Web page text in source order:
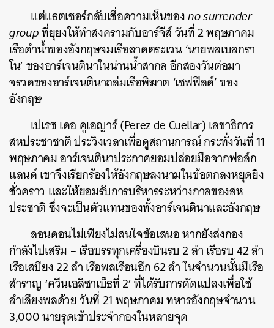
แต่แธตเชอร์กลับเชื่อความเห็นของno surrender
groupที่ยุยงให้ทำสงครามกับอาร์จีส์ วันที่ 2 พฤษภาคม
เรือดำน้ำของอังกฤษจมเรือลาดตระเวน ‘นายพลเบลกรา
โน’ ของอาร์เจนตินาในน่านน้ำสากล อีกสองวันต่อมา
จรวดของอาร์เจนตินาถล่มเรือพิฆาต ‘เชฟฟีลด์’ ของ
อังกฤษ
เปเรซ เดอ คูเอญาร์ (Perez de Cuellar) เลขาธิการ
สหประชาชาติ ประวิงเวลาเพื่อดูสถานการณ์ กระทั่งวันที่ 11
พฤษภาคม อาร์เจนตินาประกาศยอมปล่อยมือจากฟอล์ก
แลนด์ เขาจึงเรียกร้องให้อังกฤษลงนามในข้อตกลงหยุดยิง
ชั่วคราว และให้ยอมรับการบริหารระหว่างกาลของสห
ประชาติ ซึ่งจะเป็นตัวแทนของทั้งอาร์เจนตินาและอังกฤษ
ลอนดอนไม่เพียงไม่สนใจข้อเสนอ หากยังส่งกอง
กำลังไปเสริม – เรือบรรทุกเครื่องบินรบ 2 ลำ เรือรบ 42 ลำ
เรือเสบียง 22 ลำ เรือพลเรือนอีก 62 ลำ ในจำนวนนั้นมีเรือ
สำราญ ‘ควีนเอลิซาเบ็ธที่ 2’ ที่ได้รับการดัดแปลงเพื่อใช้
ลำเลียงพลด้วย วันที่ 21 พฤษภาคม ทหารอังกฤษจำนวน
3,000 นายรุดเข้าประจำกองในหลายจุด